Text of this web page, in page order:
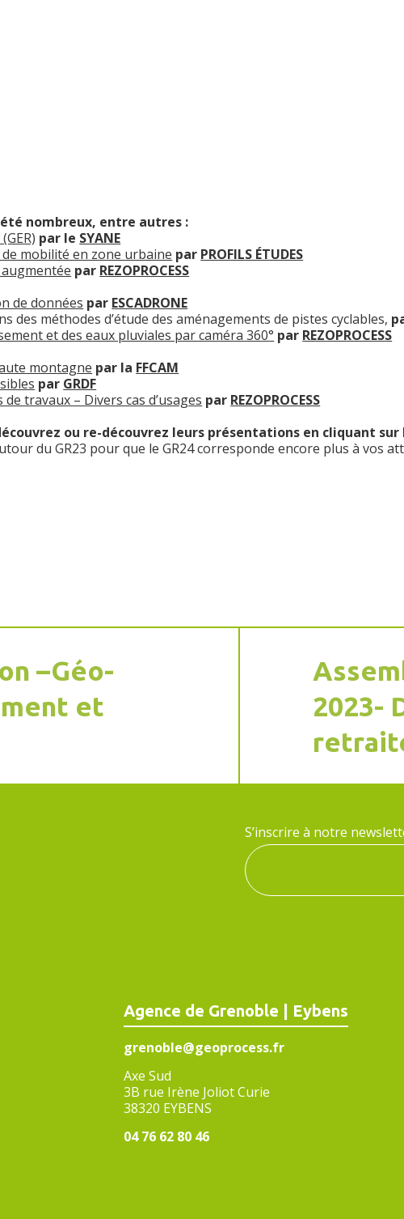
été nombreux, entre autres :
par le SYANE
mobilité en zone urbaine par PROFILS ÉTUDES
par REZOPROCESS
de données par ESCADRONE
des méthodes d’étude des aménagements de pistes cyclables,
et des eaux pluviales par caméra 360° par REZOPROCESS
montagne par la FFCAM
par GRDF
travaux – Divers cas d’usages par REZOPROCESS
ou re-découvrez leurs présentations en cliquant sur
du GR23 pour que le GR24 corresponde encore plus à vos
–Géo-
et
2023-
S’inscrire à notre
Agence de Grenoble | Eybens
grenoble@geoprocess.fr
Axe Sud
3B rue Irène Joliot Curie
38320 EYBENS
04 76 62 80 46